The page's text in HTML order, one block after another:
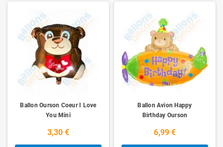
Ballon Ourson Coeur I Love
You Mini
3,30 €
Ballon Avion Happy
Birthday Ourson
6,99 €